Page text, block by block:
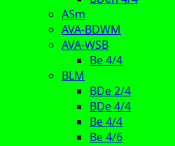
ASm
AVA-BDWM
AVA-WSB
Be 4/4
BLM
BDe 2/4
BDe 4/4
Be 4/4
Be 4/6